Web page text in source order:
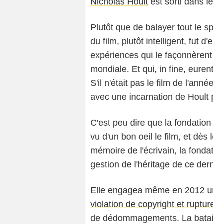
Plutôt que de balayer tout le
du film, plutôt intelligent, fut
expériences qui le
mondiale. Et qui, in fine,
S'il n'était pas le film de
avec une incarnation de Hoult
C'est peu dire que la
vu d'un bon oeil le film, et dès
mémoire de l'écrivain, la
gestion de l'héritage de ce
Elle engagea même en 2012
violation de copyright et
de dédommagements. La